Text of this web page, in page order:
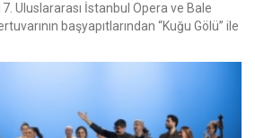
Uluslararası İstanbul Opera ve Bale
başyapıtlarından “Kuğu Gölü” ile